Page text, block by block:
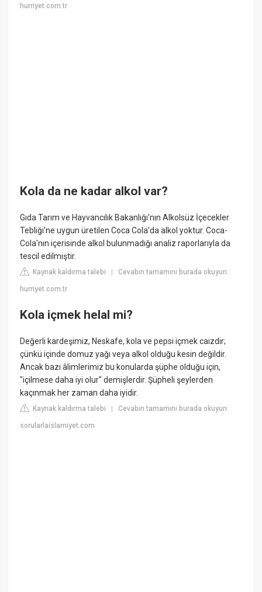
hurriyet.com.tr
Kola da ne kadar alkol var?
Gıda Tarım ve Hayvancılık Bakanlığı'nın Alkolsüz İçecekler
Tebliği'ne uygun üretilen Coca Cola'da alkol yoktur. Coca-
Cola'nın içerisinde alkol bulunmadığı analiz raporlarıyla da
tescil edilmiştir.
Kaynak kaldırma talebi |Cevabın tamamını burada okuyun:
hurriyet.com.tr
Kola içmek helal mi?
Değerli kardeşimiz, Neskafe, kola ve pepsi içmek caizdir;
çünkü içinde domuz yağı veya alkol olduğu kesin değildir.
Ancak bazı âlimlerimiz bu konularda şüphe olduğu için,
"içilmese daha iyi olur" demişlerdir. Şüpheli şeylerden
kaçınmak her zaman daha iyidir.
Kaynak kaldırma talebi |Cevabın tamamını burada okuyun:
sorularlaislamiyet.com